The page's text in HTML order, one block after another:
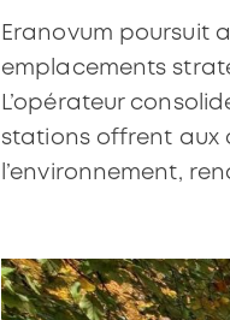
Eranovum poursuit
emplacements
L’opérateur
stations offrent aux
l’environnement,